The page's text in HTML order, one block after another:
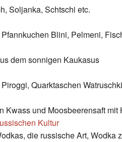
Soljanka, Schtschi etc.
Blini, Pelmeni,
dem sonnigen Kaukasus
Quarktaschen
Kwass und Moosbeerensaft mit
Kultur
die russische Art, Wodka